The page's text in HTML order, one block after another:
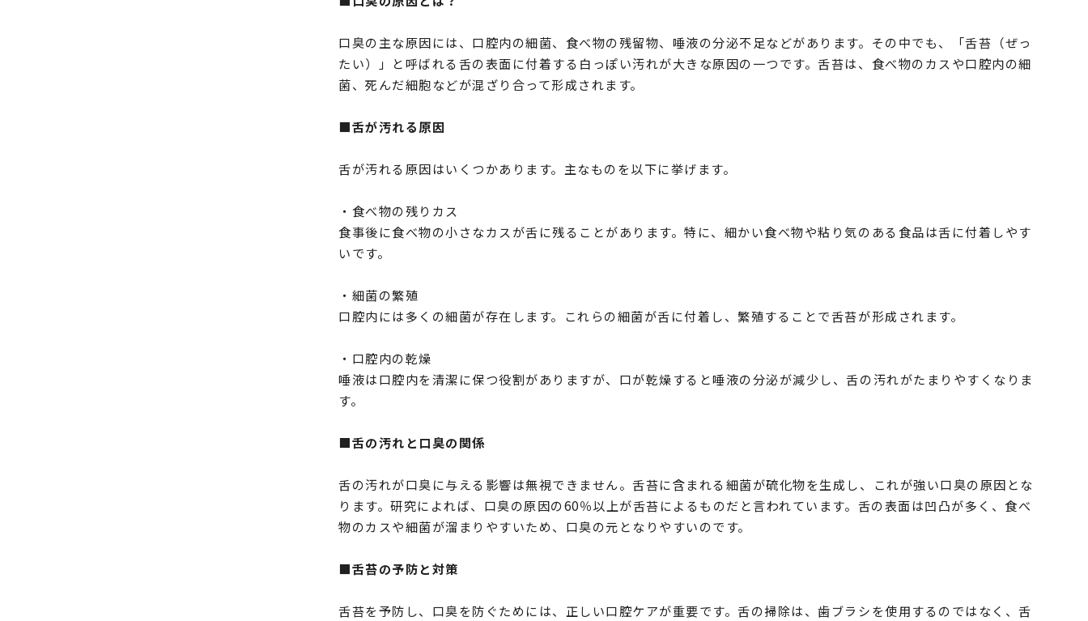
口臭の主な原因には、口腔内の細菌、食べ物の残留物、唾液の分泌不足などがあります。その中でも、「舌苔（ぜっ
たい）」と呼ばれる舌の表面に付着する白っぽい汚れが大きな原因の一つです。舌苔は、食べ物のカスや口腔内の細
菌、死んだ細胞などが混ざり合って形成されます。
■舌が汚れる原因
舌が汚れる原因はいくつかあります。主なものを以下に挙げます。
・食べ物の残りカス
食事後に食べ物の小さなカスが舌に残ることがあります。特に、細かい食べ物や粘り気のある食品は舌に付着しやす
いです。
・細菌の繁殖
口腔内には多くの細菌が存在します。これらの細菌が舌に付着し、繁殖することで舌苔が形成されます。
・口腔内の乾燥
唾液は口腔内を清潔に保つ役割がありますが、口が乾燥すると唾液の分泌が減少し、舌の汚れがたまりやすくなりま
す。
■舌の汚れと口臭の関係
舌の汚れが口臭に与える影響は無視できません。舌苔に含まれる細菌が硫化物を生成し、これが強い口臭の原因とな
ります。研究によれば、口臭の原因の60％以上が舌苔によるものだと言われています。舌の表面は凹凸が多く、食べ
物のカスや細菌が溜まりやすいため、口臭の元となりやすいのです。
■舌苔の予防と対策
舌苔を予防し、口臭を防ぐためには、正しい口腔ケアが重要です。舌の掃除は、歯ブラシを使用するのではなく、舌